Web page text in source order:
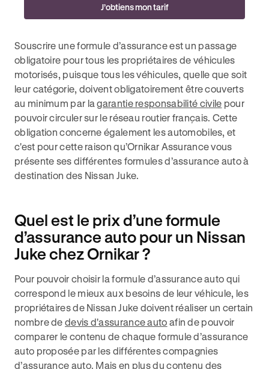
J’obtiens mon tarif
Souscrire une formule d’assurance est un passage
obligatoire pour tous les propriétaires de véhicules
motorisés, puisque tous les véhicules, quelle que soit
leur catégorie, doivent obligatoirement être couverts
au minimum par lagarantie responsabilité civile pour
pouvoir circuler sur le réseau routier français. Cette
obligation concerne également les automobiles, et
c'est pour cette raison qu’Ornikar Assurance vous
présente ses différentes formules d’assurance auto à
destination des Nissan Juke.
Quel est le prix d’une formule
d’assurance auto pour un Nissan
Juke chez Ornikar ?
Pour pouvoir choisir la formule d’assurance auto qui
correspond le mieux aux besoins de leur véhicule, les
propriétaires de Nissan Juke doivent réaliser un certain
nombre dedevis d'assurance auto afin de pouvoir
comparer le contenu de chaque formule d’assurance
auto proposée par les différentes compagnies
d’assurance auto. Mais en plus du contenu des